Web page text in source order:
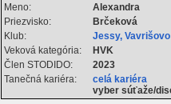
Meno:
Alexandra
Priezvisko:
Brčeková
Klub:
Jessy,
Veková kategória:
HVK
Člen STODIDO:
2023
Tanečná kariéra:
celá kariéra
vyber súťaže/